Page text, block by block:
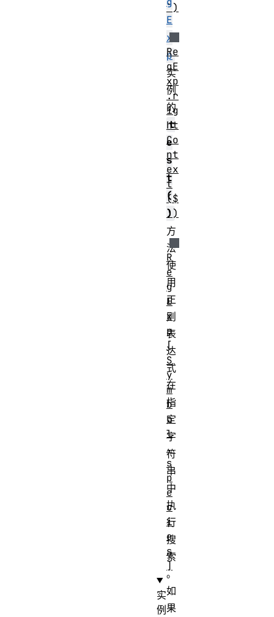
E
x
p
实
例
的
t
e
s
t
(
)
方
法
使
用
正
则
表
达
式
在
指
定
字
符
串
中
执
行
搜
索
。
如
果
`)
Re
gE
xp
.r
ig
ht
Co
nt
ex
t
($
')
R
e
g
E
x
p
[
S
y
m
b
o
l
.
s
p
e
c
i
e
s
]
实
例